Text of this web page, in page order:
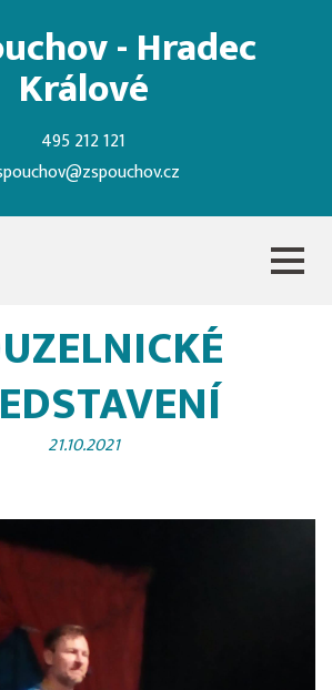
- Hradec
Králové
495 212 121
21.10.2021